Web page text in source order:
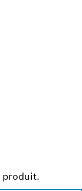
produit.